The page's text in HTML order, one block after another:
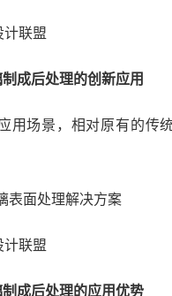
计联盟
成后处理的创新应用
用场景，相对原有的传
计联盟
成后处理的应用优势